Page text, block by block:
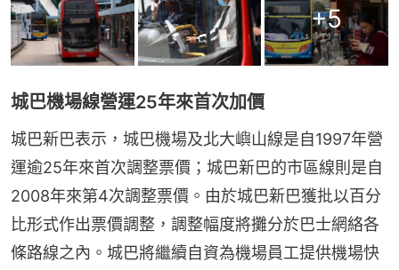
+5
城巴機場線營運25年來首次加價
城巴新巴表示，城巴機場及北大嶼山線是自1997年營
運逾25年來首次調整票價；城巴新巴的市區線則是自
2008年來第4次調整票價。由於城巴新巴獲批以百分
比形式作出票價調整，調整幅度將攤分於巴士網絡各
條路線之內。城巴將繼續自資為機場員工提供機場快